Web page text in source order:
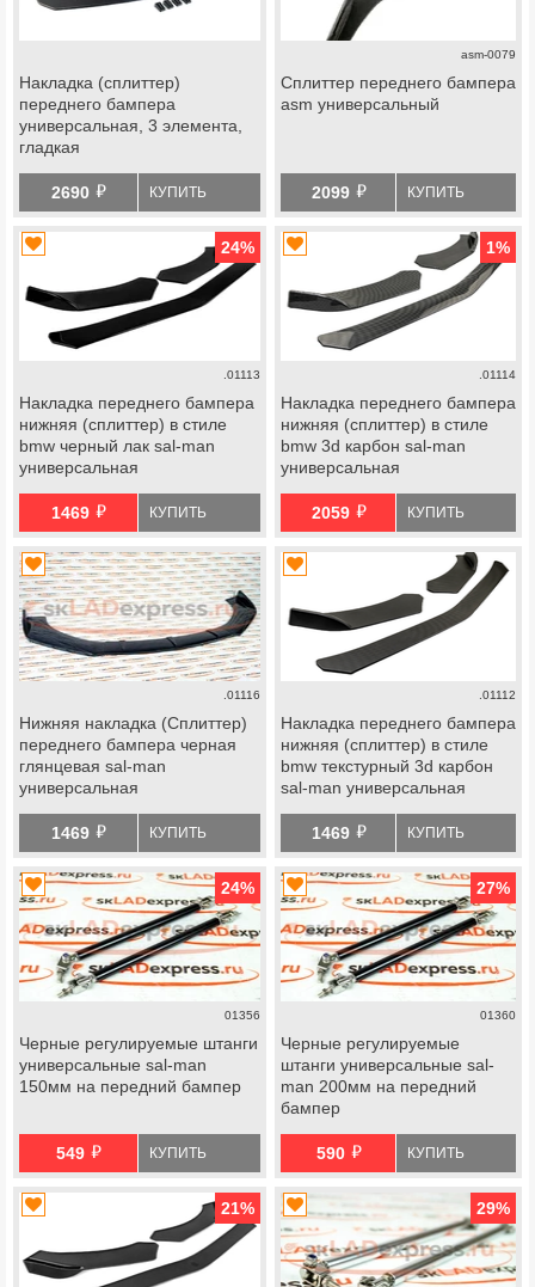
Накладка (сплиттер)
переднего бампера
универсальная, 3 элемента,
гладкая
2690 й КУПИТЬ
asm-0079
Сплиттер переднего бампера
asm универсальный
2099 й КУПИТЬ
24%
.01113
Накладка переднего бампера
нижняя (сплиттер) в стиле
bmw черный лак sal-man
универсальная
1469 й КУПИТЬ
1%
.01114
Накладка переднего бампера
нижняя (сплиттер) в стиле
bmw 3d карбон sal-man
универсальная
2059 й КУПИТЬ
.01116
Нижняя накладка (Сплиттер)
переднего бампера черная
глянцевая sal-man
универсальная
1469 й КУПИТЬ
.01112
Накладка переднего бампера
нижняя (сплиттер) в стиле
bmw текстурный 3d карбон
sal-man универсальная
1469 й КУПИТЬ
24%
01356
Черные регулируемые штанги
универсальные sal-man
150мм на передний бампер
549 й КУПИТЬ
27%
01360
Черные регулируемые
штанги универсальные sal-
man 200мм на передний
бампер
590 й КУПИТЬ
21% 29%